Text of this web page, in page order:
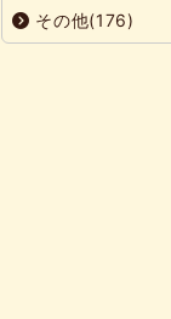
その他(176)